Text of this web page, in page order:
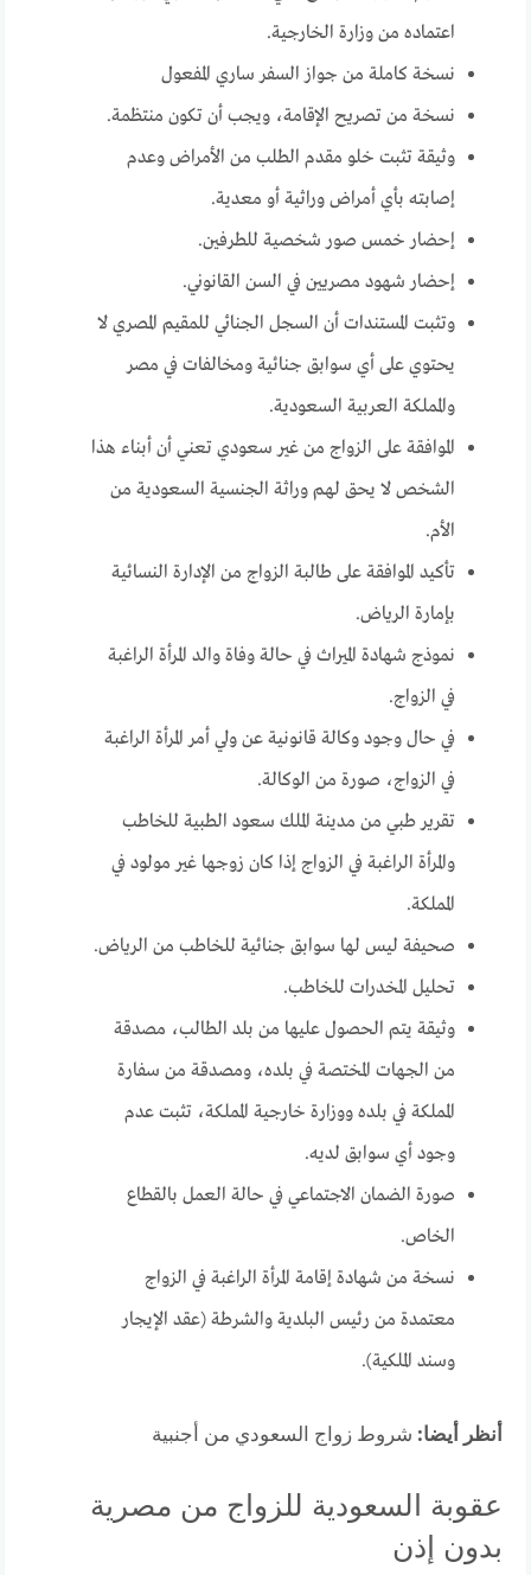
اعتماده من وزارة الخارجية.
نسخة كاملة من جواز السفر ساري المفعول
نسخة من تصريح الإقامة، ويجب أن تكون منتظمة.
وثيقة تثبت خلو مقدم الطلب من الأمراض وعدم
إصابته بأي أمراض وراثية أو معدية.
إحضار خمس صور شخصية للطرفين.
إحضار شهود مصريين في السن القانوني.
وتثبت المستندات أن السجل الجنائي للمقيم المصري لا
يحتوي على أي سوابق جنائية ومخالفات في مصر
والمملكة العربية السعودية.
الموافقة على الزواج من غير سعودي تعني أن أبناء هذا
الشخص لا يحق لهم وراثة الجنسية السعودية من
الأم.
تأكيد الموافقة على طالبة الزواج من الإدارة النسائية
بإمارة الرياض.
نموذج شهادة الميراث في حالة وفاة والد المرأة الراغبة
في الزواج.
في حال وجود وكالة قانونية عن ولي أمر المرأة الراغبة
في الزواج، صورة من الوكالة.
تقرير طبي من مدينة الملك سعود الطبية للخاطب
والمرأة الراغبة في الزواج إذا كان زوجها غير مولود في
المملكة.
صحيفة ليس لها سوابق جنائية للخاطب من الرياض.
تحليل المخدرات للخاطب.
وثيقة يتم الحصول عليها من بلد الطالب، مصدقة
من الجهات المختصة في بلده، ومصدقة من سفارة
المملكة في بلده ووزارة خارجية المملكة، تثبت عدم
وجود أي سوابق لديه.
صورة الضمان الاجتماعي في حالة العمل بالقطاع
الخاص.
نسخة من شهادة إقامة المرأة الراغبة في الزواج
معتمدة من رئيس البلدية والشرطة (عقد الإيجار
وسند الملكية).
أنظر أيضا: شروط زواج السعودي من أجنبية
عقوبة السعودية للزواج من مصرية
بدون إذن